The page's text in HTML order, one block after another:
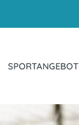
SPORTANGEBOT